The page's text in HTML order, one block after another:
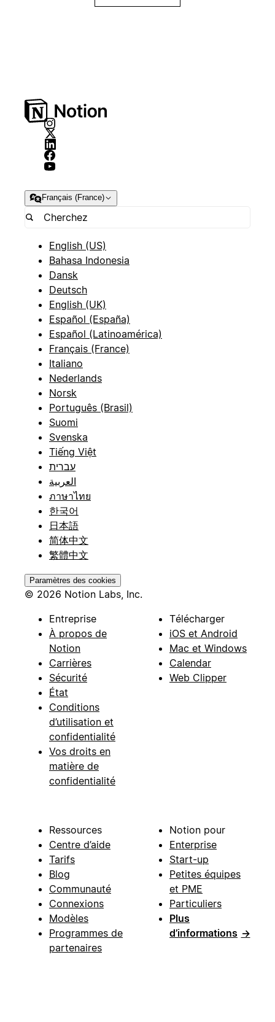
Français (France)
English (US)
Bahasa Indonesia
Dansk
Deutsch
English (UK)
Español (España)
Español (Latinoamérica)
Français (France)
Italiano
Nederlands
Norsk
Português (Brasil)
Suomi
Svenska
Tiếng Việt
עברית
العربية
ภาษาไทย
한국어
日本語
简体中文
繁體中文
Paramètres des cookies
© 2026 Notion Labs, Inc.
Entreprise
À propos de
Notion
Carrières
Sécurité
État
Conditions
d’utilisation et
confidentialité
Vos droits en
matière de
confidentialité
Télécharger
iOS et Android
Mac et Windows
Calendar
Web Clipper
Ressources
Centre d’aide
Tarifs
Blog
Communauté
Connexions
Modèles
Programmes de
partenaires
Notion pour
Enterprise
Start-up
Petites équipes
et PME
Particuliers
Plus
d’informations →